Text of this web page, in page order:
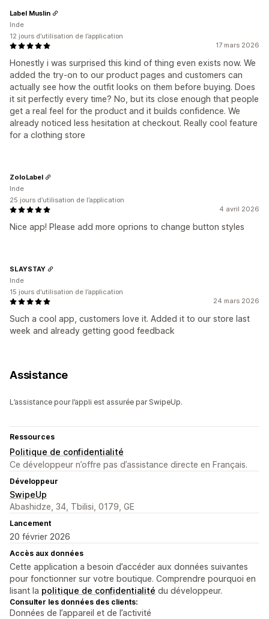
17 mars 2026
Honestly i was surprised this kind of thing even exists now. We
added the try-on to our product pages and customers can
actually see how the outfit looks on them before buying. Does
it sit perfectly every time? No, but its close enough that people
get a real feel for the product and it builds confidence. We
already noticed less hesitation at checkout. Really cool feature
for a clothing store
Label Muslin
Inde
12 jours d’utilisation de l’application
4 avril 2026
Nice app! Please add more oprions to change button styles
ZoloLabel
Inde
25 jours d’utilisation de l’application
24 mars 2026
Such a cool app, customers love it. Added it to our store last
week and already getting good feedback
SLAYSTAY
Inde
15 jours d’utilisation de l’application
Assistance
L’assistance pour l’appli est assurée par SwipeUp.
Ressources
Politique de confidentialité
Ce développeur n’offre pas d’assistance directe en Français.
Développeur
SwipeUp
Abashidze, 34, Tbilisi, 0179, GE
Lancement
20 février 2026
Accès aux données
Cette application a besoin d’accéder aux données suivantes
pour fonctionner sur votre boutique. Comprendre pourquoi en
lisant la politique de confidentialité du développeur.
Consulter les données des clients:
Données de l’appareil et de l’activité